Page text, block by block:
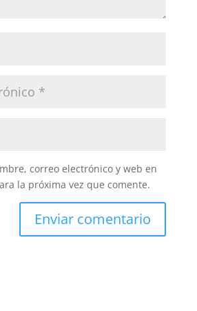
correo electrónico y web en
la próxima vez que comente.